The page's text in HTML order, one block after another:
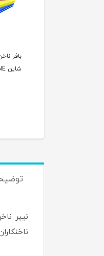
شاین SUN SHINE